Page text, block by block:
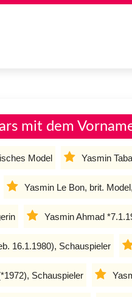
mit dem
Model Yasmin
Yasmin Le Bon, brit.
Yasmin Ahmad
16.1.1980), Schauspieler
Schauspieler